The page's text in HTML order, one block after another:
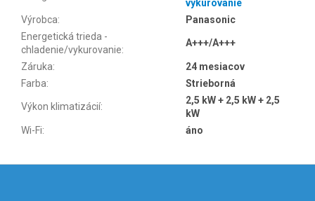
vykurovanie
Výrobca:
Panasonic
Energetická trieda -
chladenie/vykurovanie:
A+++/A+++
Záruka:
24 mesiacov
Farba: Strieborná
Výkon klimatizácií:
2,5 kW + 2,5 kW + 2,5
kW
Wi-Fi: áno